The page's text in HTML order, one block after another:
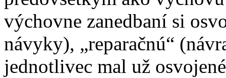
výchovne zanedbaní si
návyky), „reparačnú“
jednotlivec mal už